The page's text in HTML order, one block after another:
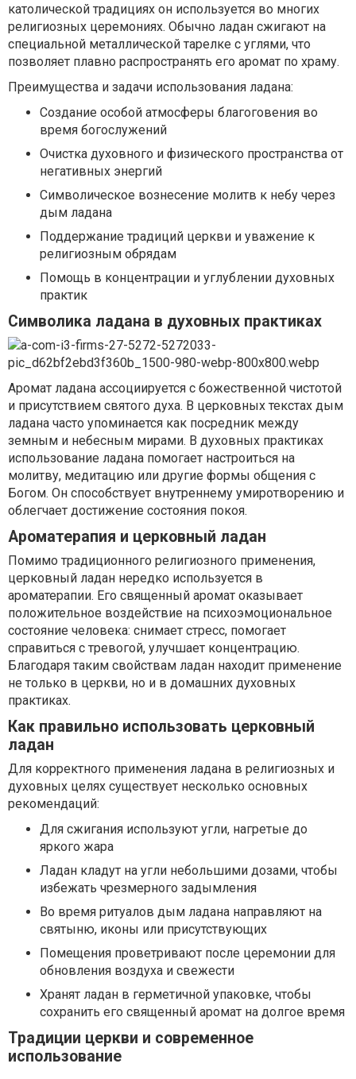
католической традициях он используется во многих
религиозных церемониях. Обычно ладан сжигают на
специальной металлической тарелке с углями, что
позволяет плавно распространять его аромат по храму.
Преимущества и задачи использования ладана:
Создание особой атмосферы благоговения во
время богослужений
Очистка духовного и физического пространства от
негативных энергий
Символическое вознесение молитв к небу через
дым ладана
Поддержание традиций церкви и уважение к
религиозным обрядам
Помощь в концентрации и углублении духовных
практик
Символика ладана в духовных практиках
Аромат ладана ассоциируется с божественной чистотой
и присутствием святого духа. В церковных текстах дым
ладана часто упоминается как посредник между
земным и небесным мирами. В духовных практиках
использование ладана помогает настроиться на
молитву, медитацию или другие формы общения с
Богом. Он способствует внутреннему умиротворению и
облегчает достижение состояния покоя.
Ароматерапия и церковный ладан
Помимо традиционного религиозного применения,
церковный ладан нередко используется в
ароматерапии. Его священный аромат оказывает
положительное воздействие на психоэмоциональное
состояние человека: снимает стресс, помогает
справиться с тревогой, улучшает концентрацию.
Благодаря таким свойствам ладан находит применение
не только в церкви, но и в домашних духовных
практиках.
Как правильно использовать церковный
ладан
Для корректного применения ладана в религиозных и
духовных целях существует несколько основных
рекомендаций:
Для сжигания используют угли, нагретые до
яркого жара
Ладан кладут на угли небольшими дозами, чтобы
избежать чрезмерного задымления
Во время ритуалов дым ладана направляют на
святыню, иконы или присутствующих
Помещения проветривают после церемонии для
обновления воздуха и свежести
Хранят ладан в герметичной упаковке, чтобы
сохранить его священный аромат на долгое время
Традиции церкви и современное
использование